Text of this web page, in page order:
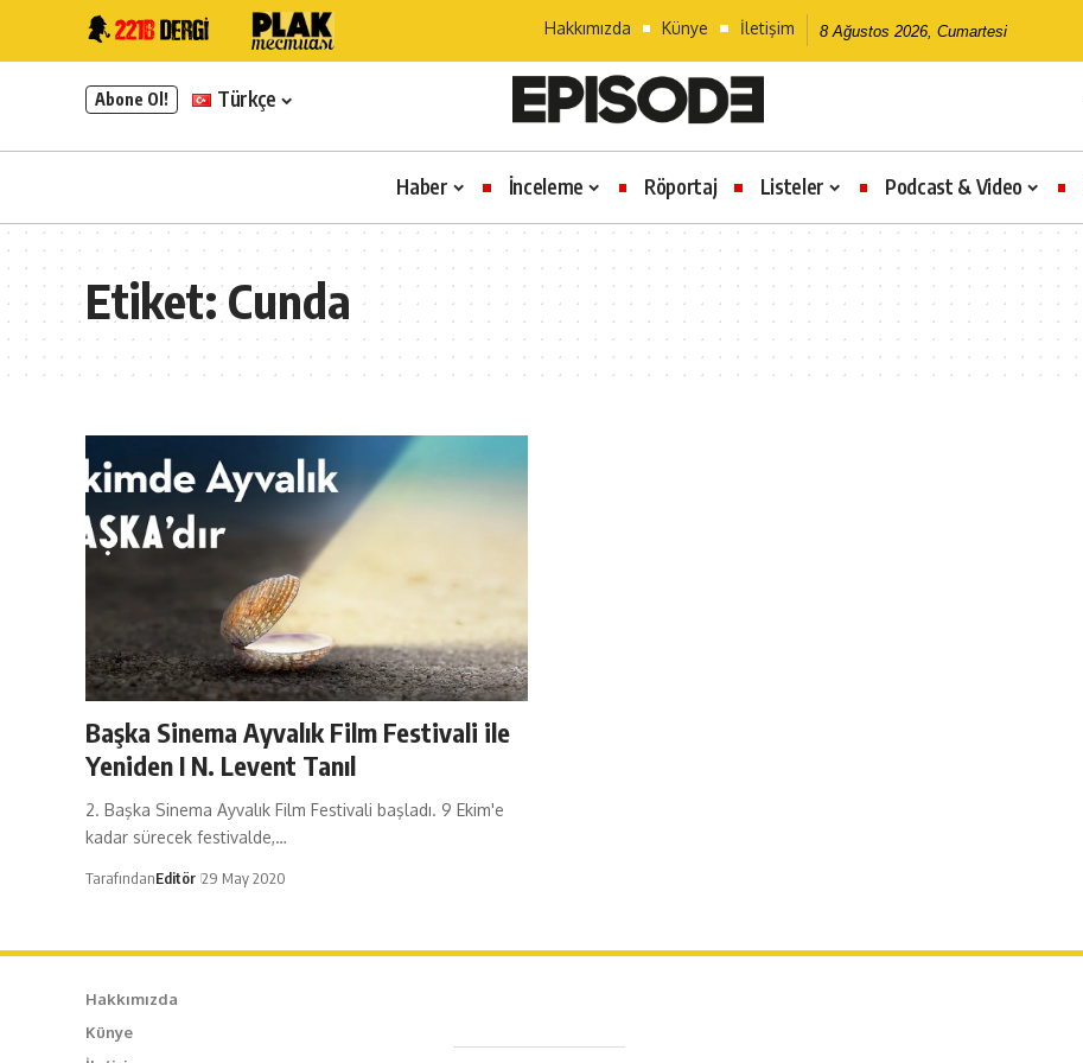
Hakkımızda Künye İletişim 8 Ağustos 2026, Cumartesi
Abone Ol! Türkçe
Haber İnceleme Röportaj Listeler Podcast & Video
Etiket:Cunda
Başka Sinema Ayvalık Film Festivali ile
Yeniden I N. Levent Tanıl
2. Başka Sinema Ayvalık Film Festivali başladı. 9 Ekim'e
kadar sürecek festivalde,…
TarafındanEditör 29 May 2020
Hakkımızda
Künye
Caferağa Mah. Dr. Şakir Paşa Sok. No3/A Kadıköy İstanbul